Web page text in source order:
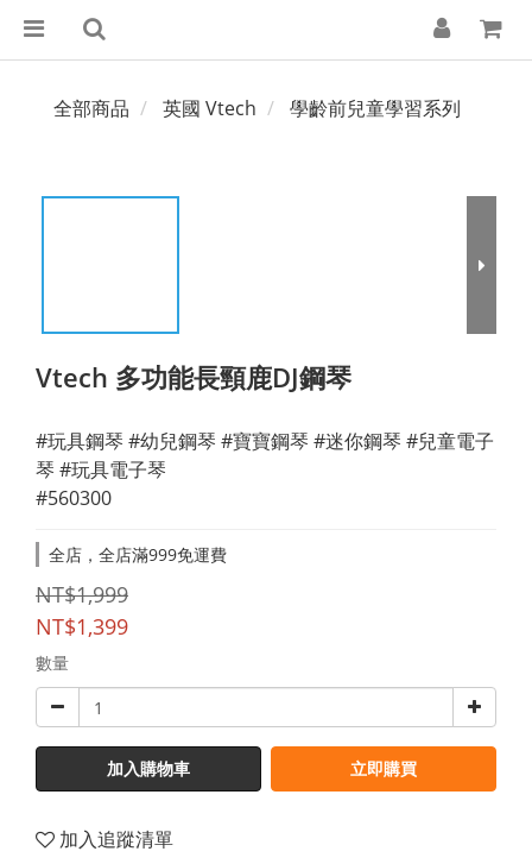
全部商品 英國 Vtech 學齡前兒童學習系列
Vtech 多功能長頸鹿DJ鋼琴
#玩具鋼琴 #幼兒鋼琴 #寶寶鋼琴 #迷你鋼琴 #兒童電子
琴 #玩具電子琴
#560300
全店，全店滿999免運費
NT$1,999
NT$1,399
數量
加入購物車 立即購買
加入追蹤清單